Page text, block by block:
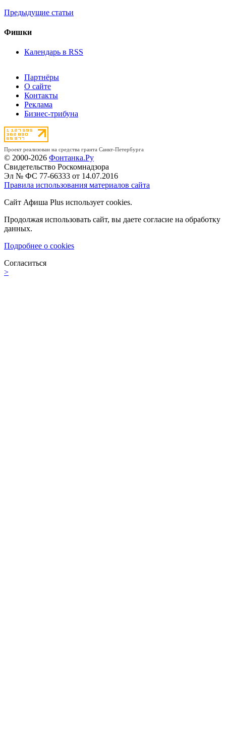
Предыдущие статьи
Фишки
Календарь в RSS
Партнёры
О сайте
Контакты
Реклама
Бизнес-трибуна
Проект реализован на средства гранта Санкт-Петербурга
© 2000-2026 Фонтанка.Ру
Свидетельство Роскомнадзора
Эл № ФС 77-66333 от 14.07.2016
Правила использования материалов сайта
Сайт Афиша Plus использует cookies.
Продолжая использовать сайт, вы даете согласие на обработку
данных.
Подробнее о cookies
Согласиться
>